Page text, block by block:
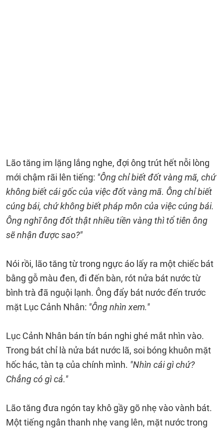
Lão tăng im lặng lắng nghe, đợi ông trút hết nỗi lòng
mới chậm rãi lên tiếng: "Ông chỉ biết đốt vàng mã, chứ
không biết cái gốc của việc đốt vàng mã. Ông chỉ biết
cúng bái, chứ không biết pháp môn của việc cúng bái.
Ông nghĩ ông đốt thật nhiều tiền vàng thì tổ tiên ông
sẽ nhận được sao?"
Nói rồi, lão tăng từ trong ngực áo lấy ra một chiếc bát
bằng gỗ màu đen, đi đến bàn, rót nửa bát nước từ
bình trà đã nguội lạnh. Ông đẩy bát nước đến trước
mặt Lục Cảnh Nhân: "Ông nhìn xem."
Lục Cảnh Nhân bán tín bán nghi ghé mắt nhìn vào.
Trong bát chỉ là nửa bát nước lã, soi bóng khuôn mặt
hốc hác, tàn tạ của chính mình. "Nhìn cái gì chứ?
Chẳng có gì cả."
Lão tăng đưa ngón tay khô gầy gõ nhẹ vào vành bát.
Một tiếng ngân thanh nhẹ vang lên, mặt nước trong